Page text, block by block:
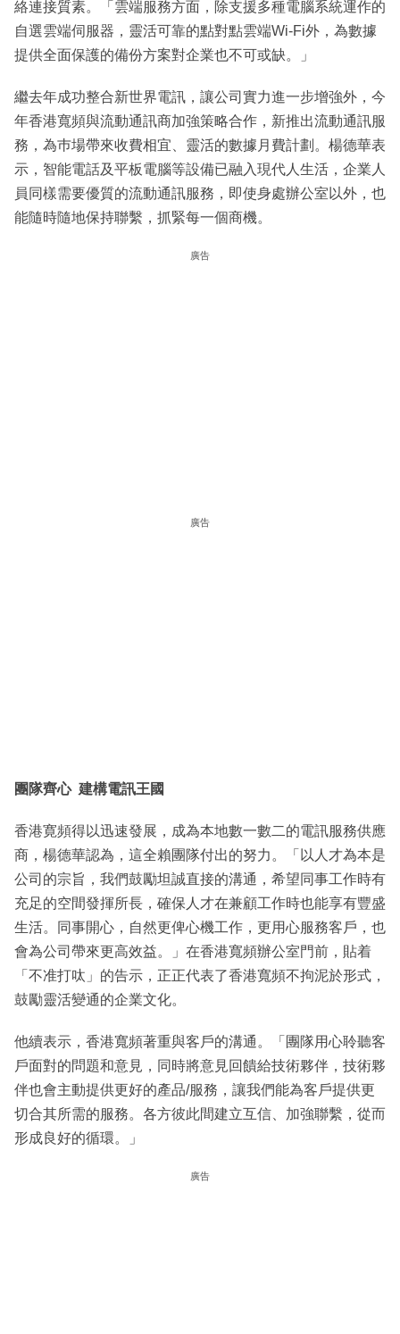
絡連接質素。「雲端服務方面，除支援多種電腦系統運作的
自選雲端伺服器，靈活可靠的點對點雲端Wi-Fi外，為數據
提供全面保護的備份方案對企業也不可或缺。」
繼去年成功整合新世界電訊，讓公司實力進一步增強外，今
年香港寬頻與流動通訊商加強策略合作，新推出流動通訊服
務，為巿場帶來收費相宜、靈活的數據月費計劃。楊德華表
示，智能電話及平板電腦等設備已融入現代人生活，企業人
員同樣需要優質的流動通訊服務，即使身處辦公室以外，也
能隨時隨地保持聯繫，抓緊每一個商機。
廣告
廣告
團隊齊心 建構電訊王國
香港寛頻得以迅速發展，成為本地數一數二的電訊服務供應
商，楊德華認為，這全賴團隊付出的努力。「以人才為本是
公司的宗旨，我們鼓勵坦誠直接的溝通，希望同事工作時有
充足的空間發揮所長，確保人才在兼顧工作時也能享有豐盛
生活。同事開心，自然更俾心機工作，更用心服務客戶，也
會為公司帶來更高效益。」在香港寬頻辦公室門前，貼着
「不准打呔」的告示，正正代表了香港寬頻不拘泥於形式，
鼓勵靈活變通的企業文化。
他續表示，香港寬頻著重與客戶的溝通。「團隊用心聆聽客
戶面對的問題和意見，同時將意見回饋給技術夥伴，技術夥
伴也會主動提供更好的產品/服務，讓我們能為客戶提供更
切合其所需的服務。各方彼此間建立互信、加強聯繫，從而
形成良好的循環。」
廣告